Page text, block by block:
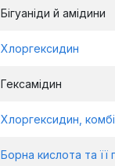
Бігуаніди й амідини
Хлоргексидин
Гексамідин
Хлоргексидин,
Борна кислота та її